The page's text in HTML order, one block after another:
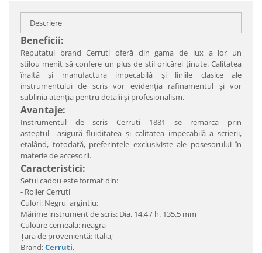
Descriere
Beneficii:
Reputatul brand Cerruti oferă din gama de lux a lor un
stilou menit să confere un plus de stil oricărei ţinute. Calitatea
înaltă şi manufactura impecabilă şi liniile clasice ale
instrumentului de scris vor evidenţia rafinamentul şi vor
sublinia atenţia pentru detalii şi profesionalism.
Avantaje:
Instrumentul de scris Cerruti 1881 se remarca prin
asteptul asigură fluiditatea şi calitatea impecabilă a scrierii,
etalând, totodată, preferinţele exclusiviste ale posesorului în
materie de accesorii.
Caracteristici:
Setul cadou este format din:
- Roller Cerruti
Culori: Negru, argintiu;
Mărime instrument de scris: Dia. 14.4 / h. 135.5 mm
Culoare cerneala: neagra
Ţara de provenienţă: Italia;
Brand:Cerruti.